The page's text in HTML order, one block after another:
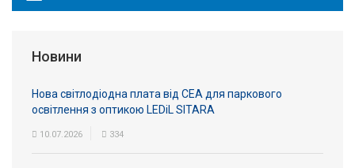
Новини
Нова світлодіодна плата від СЕА для паркового
освітлення з оптикою LEDiL SITARA
10.07.2026 334